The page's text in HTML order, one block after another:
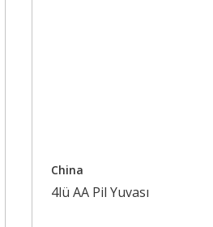
China
4lü AA Pil Yuvası